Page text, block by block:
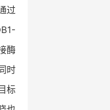
过
酶
时
标